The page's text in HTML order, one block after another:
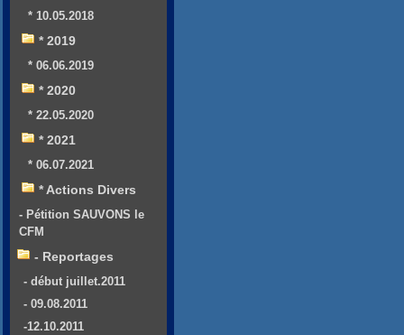
* 10.05.2018
* 2019
* 06.06.2019
* 2020
* 22.05.2020
* 2021
* 06.07.2021
* Actions Divers
- Pétition SAUVONS le
CFM
- Reportages
- début juillet.2011
- 09.08.2011
-12.10.2011